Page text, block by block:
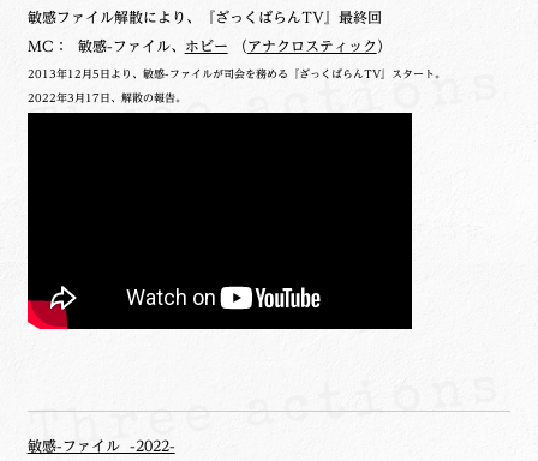
敏感ファイル解散により、『ざっくばらんTV』最終回
MC： 敏感-ファイル、 ホビー （ アナクロスティック ）
2013年12月5日より、敏感-ファイルが司会を務める『ざっくばらんTV』スタート。
2022年3月17日、解散の報告。
敏感-ファイル -2022-